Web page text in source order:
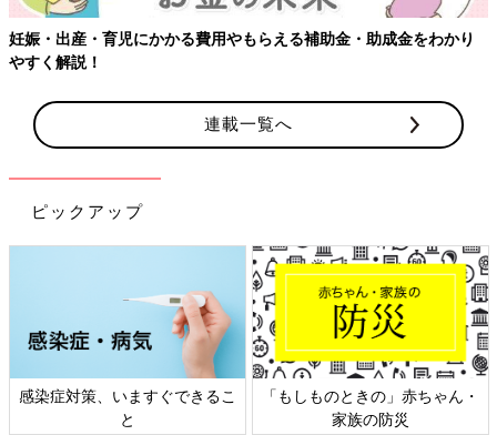
妊娠・出産・育児にかかる費用やもらえる補助金・助成金をわかり
やすく解説！
連載一覧へ
ピックアップ
感染症対策、いますぐできるこ
と
「もしものときの」赤ちゃん・
家族の防災